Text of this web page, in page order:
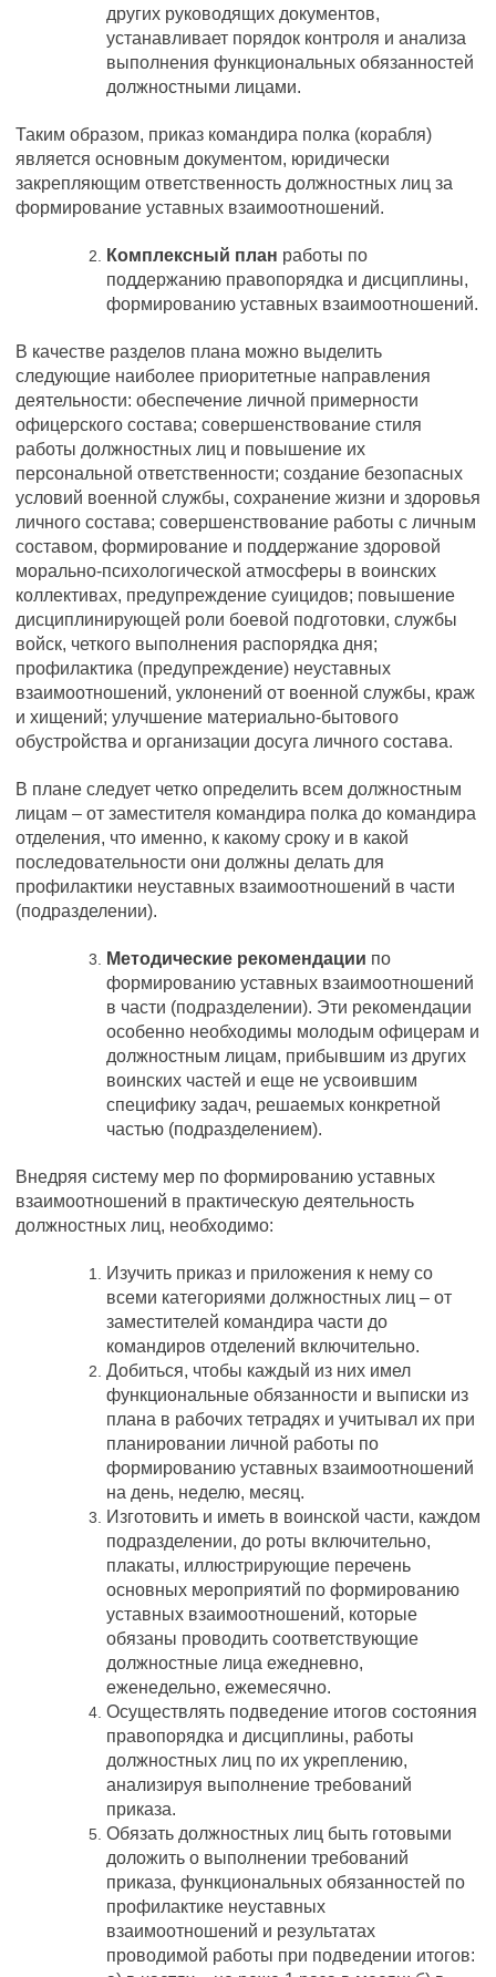
других руководящих документов,
устанавливает порядок контроля и анализа
выполнения функциональных обязанностей
должностными лицами.
Таким образом, приказ командира полка (корабля)
является основным документом, юридически
закрепляющим ответственность должностных лиц за
формирование уставных взаимоотношений.
Комплексный план работы по
поддержанию правопорядка и дисциплины,
формированию уставных взаимоотношений.
В качестве разделов плана можно выделить
следующие наиболее приоритетные направления
деятельности: обеспечение личной примерности
офицерского состава; совершенствование стиля
работы должностных лиц и повышение их
персональной ответственности; создание безопасных
условий военной службы, сохранение жизни и здоровья
личного состава; совершенствование работы с личным
составом, формирование и поддержание здоровой
морально-психологической атмосферы в воинских
коллективах, предупреждение суицидов; повышение
дисциплинирующей роли боевой подготовки, службы
войск, четкого выполнения распорядка дня;
профилактика (предупреждение) неуставных
взаимоотношений, уклонений от военной службы, краж
и хищений; улучшение материально-бытового
обустройства и организации досуга личного состава.
В плане следует четко определить всем должностным
лицам – от заместителя командира полка до командира
отделения, что именно, к какому сроку и в какой
последовательности они должны делать для
профилактики неуставных взаимоотношений в части
(подразделении).
Методические рекомендации по
формированию уставных взаимоотношений
в части (подразделении). Эти рекомендации
особенно необходимы молодым офицерам и
должностным лицам, прибывшим из других
воинских частей и еще не усвоившим
специфику задач, решаемых конкретной
частью (подразделением).
Внедряя систему мер по формированию уставных
взаимоотношений в практическую деятельность
должностных лиц, необходимо:
Изучить приказ и приложения к нему со
всеми категориями должностных лиц – от
заместителей командира части до
командиров отделений включительно.
Добиться, чтобы каждый из них имел
функциональные обязанности и выписки из
плана в рабочих тетрадях и учитывал их при
планировании личной работы по
формированию уставных взаимоотношений
на день, неделю, месяц.
Изготовить и иметь в воинской части, каждом
подразделении, до роты включительно,
плакаты, иллюстрирующие перечень
основных мероприятий по формированию
уставных взаимоотношений, которые
обязаны проводить соответствующие
должностные лица ежедневно,
еженедельно, ежемесячно.
Осуществлять подведение итогов состояния
правопорядка и дисциплины, работы
должностных лиц по их укреплению,
анализируя выполнение требований
приказа.
Обязать должностных лиц быть готовыми
доложить о выполнении требований
приказа, функциональных обязанностей по
профилактике неуставных
взаимоотношений и результатах
проводимой работы при подведении итогов: